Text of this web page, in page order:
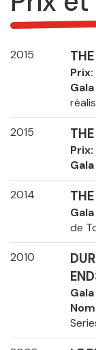
2015
Prix
2015
Prix
2014
de
2010